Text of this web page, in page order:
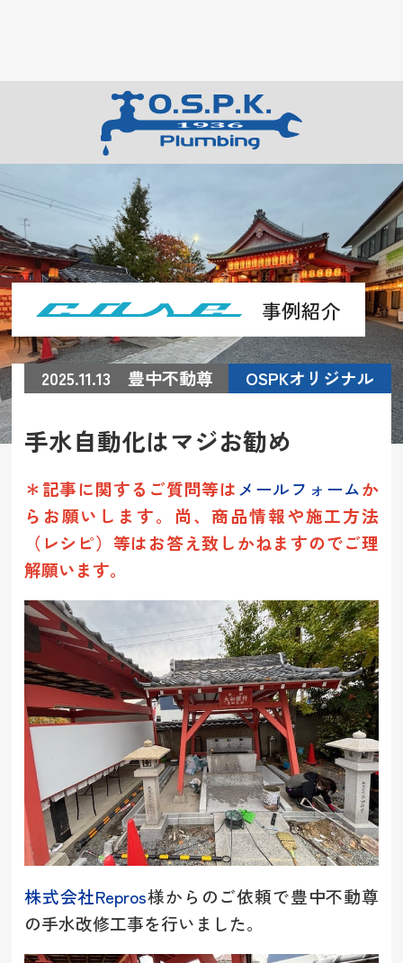
事例紹介
2025.11.13 豊中不動尊 OSPKオリジナル
手水自動化はマジお勧め
＊記事に関するご質問等はメールフォームか
らお願いします。 尚、商品情報や施工方法
（レシピ）等はお答え致しかねますのでご理
解願います。
株式会社Repros様からのご依頼で豊中不動尊
の手水改修工事を行いました。